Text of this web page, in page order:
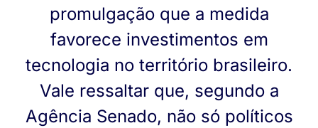
promulgação que a medida
favorece investimentos em
tecnologia no território brasileiro.
Vale ressaltar que, segundo a
Agência Senado, não só políticos